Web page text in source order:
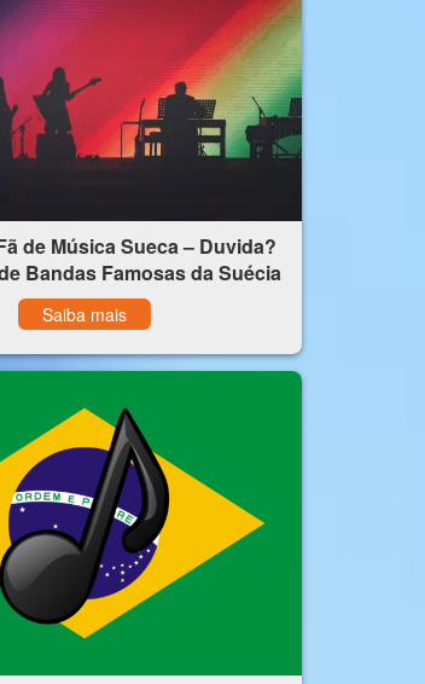
de Música Sueca – Duvida?
Bandas Famosas da Suécia
Saiba mais